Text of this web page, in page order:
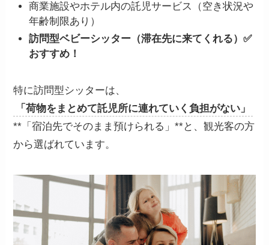
商業施設やホテル内の託児サービス（空き状況や
年齢制限あり）
訪問型ベビーシッター（滞在先に来てくれる）✅
おすすめ！
特に訪問型シッターは、
「荷物をまとめて託児所に連れていく負担がない」
**「宿泊先でそのまま預けられる」**と、観光客の方
から選ばれています。